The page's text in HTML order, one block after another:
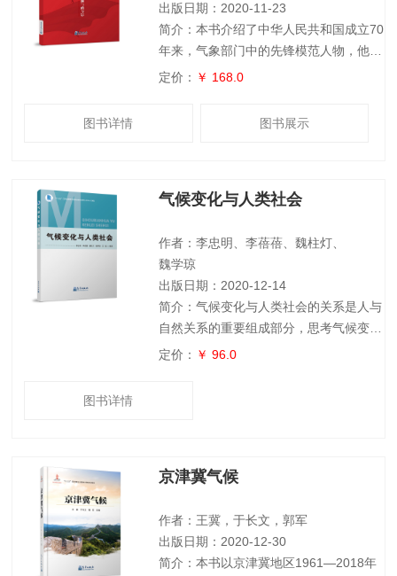
出版日期：2020-11-23
简介：本书介绍了中华人民共和国成立70
年来，气象部门中的先锋模范人物，他们
坚守自己平凡或特殊的岗位上，是时代精
定价： ￥ 168.0
图书详情 图书展示
气候变化与人类社会
作者：李忠明、李蓓蓓、魏柱灯、
魏学琼
出版日期：2020-12-14
简介：气候变化与人类社会的关系是人与
自然关系的重要组成部分，思考气候变化
及其与人类活动相互作用的现象、事实、
会的影响，气候变化的应对及其反思等。
经济学、社会学、全球变化与可持续发展
等从事气
定价： ￥ 96.0
图书详情
京津冀气候
作者：王冀，于长文，郭军
出版日期：2020-12-30
简介：本书以京津冀地区1961—2018年